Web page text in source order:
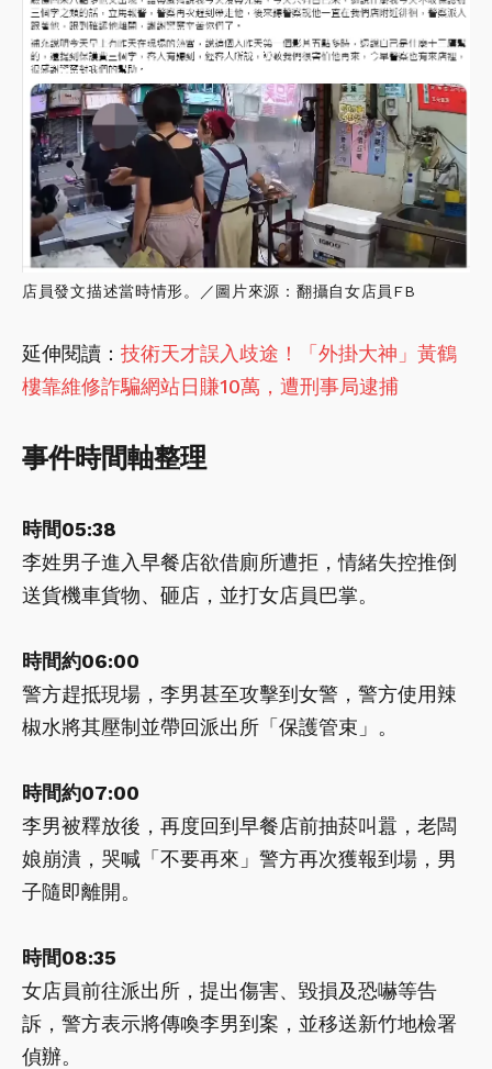
店員發文描述當時情形。／圖片來源：翻攝自女店員FB
延伸閱讀： 技術天才誤入歧途！「外掛大神」黃鶴
樓靠維修詐騙網站日賺10萬，遭刑事局逮捕
事件時間軸整理
時間05:38
李姓男子進入早餐店欲借廁所遭拒，情緒失控推倒
送貨機車貨物、砸店，並打女店員巴掌。
時間約06:00
警方趕抵現場，李男甚至攻擊到女警，警方使用辣
椒水將其壓制並帶回派出所「保護管束」。
時間約07:00
李男被釋放後，再度回到早餐店前抽菸叫囂，老闆
娘崩潰，哭喊「不要再來」警方再次獲報到場，男
子隨即離開。
時間08:35
女店員前往派出所，提出傷害、毀損及恐嚇等告
訴，警方表示將傳喚李男到案，並移送新竹地檢署
偵辦。